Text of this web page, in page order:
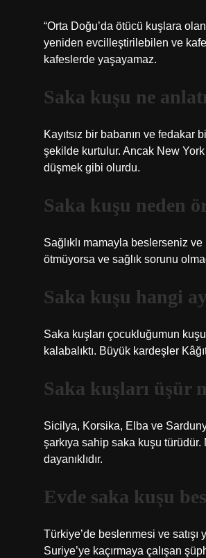
“Orta Doğu’da ötücü kuşlara
yeniden evcilleştirilebilen ve
kafeslerde yaşayamaz.
Saka kuşu ne
Kayıtsız bir babanın ve
şekilde kurtulur. Ancak New
düşmek gibi olurdu.
Saka kuşu neden
Sağlıklı mamayla beslerseniz
ötmüyorsa ve sağlık sorunu
Saka kuşu hangi
Saka kuşları çocukluğumun
kalabalıktı. Büyük kardeşler
Saka kuşları üşür
Sicilya, Korsika, Elba ve
şarkıya sahip saka kuşu
dayanıklıdır.
Evde saka kuşu
Türkiye’de beslenmesi ve
Suriye’ye kaçırmaya çalışan